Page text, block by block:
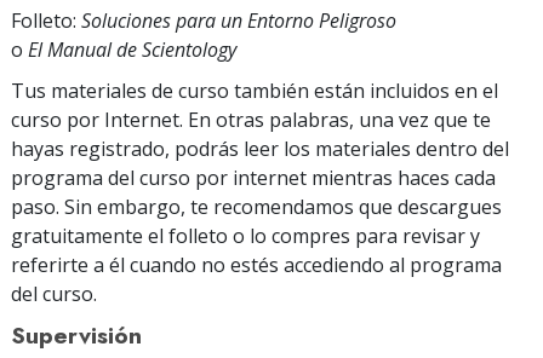
Folleto: Soluciones para un Entorno Peligroso
o El Manual de Scientology
Tus materiales de curso también están incluidos en el
curso por Internet. En otras palabras, una vez que te
hayas registrado, podrás leer los materiales dentro del
programa del curso por internet mientras haces cada
paso. Sin embargo, te recomendamos que descargues
gratuitamente el folleto o lo compres para revisar y
referirte a él cuando no estés accediendo al programa
del curso.
Supervisión